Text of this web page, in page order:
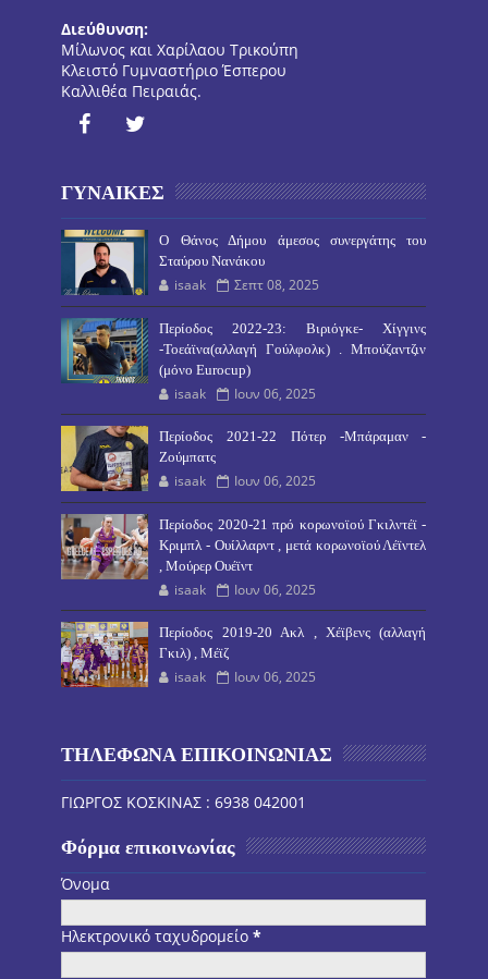
Διεύθυνση:
Μίλωνος και Χαρίλαου Τρικούπη
Κλειστό Γυμναστήριο Έσπερου
Καλλιθέα Πειραιάς.
ΓΥΝΑΙΚΕΣ
O Θάνος Δήμου άμεσος συνεργάτης του
Σταύρου Νανάκου
isaak Σεπτ 08, 2025
Περίοδος 2022-23: Βιριόγκε- Χίγγινς
-Τοεάϊνα(αλλαγή Γούλφολκ) . Μπούζαντζιν
(μόνο Eurocup)
isaak Ιουν 06, 2025
Περίοδος 2021-22 Πότερ -Μπάραμαν -
Ζούμπατς
isaak Ιουν 06, 2025
Περίοδος 2020-21 πρό κορωνοϊού Γκιλντέϊ -
Κριμπλ - Ουίλλαρντ , μετά κορωνοϊού Λέϊντελ
, Μούρερ Ουέϊντ
isaak Ιουν 06, 2025
Περίοδος 2019-20 Ακλ , Χέϊβενς (αλλαγή
Γκιλ) , Μέϊζ
isaak Ιουν 06, 2025
ΤΗΛΕΦΩΝΑ ΕΠΙΚΟΙΝΩΝΙΑΣ
ΓΙΩΡΓΟΣ ΚΟΣΚΙΝΑΣ : 6938 042001
Φόρμα επικοινωνίας
Όνομα
Ηλεκτρονικό ταχυδρομείο*